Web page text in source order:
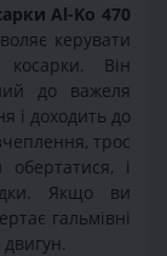
Al-Ko 470
керувати
Він
до важеля
і доходить до
трос
і
Якщо ви
гальмівні